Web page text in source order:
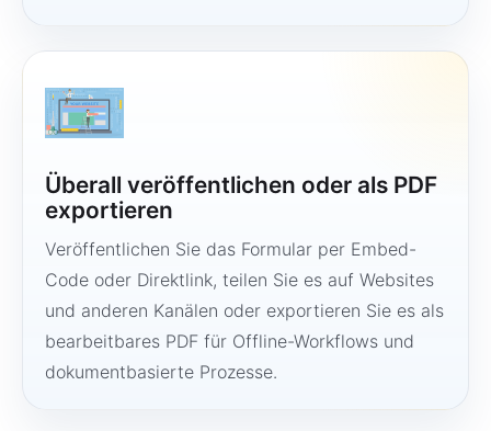
Überall veröffentlichen oder als PDF
exportieren
Veröffentlichen Sie das Formular per Embed-
Code oder Direktlink, teilen Sie es auf Websites
und anderen Kanälen oder exportieren Sie es als
bearbeitbares PDF für Offline-Workflows und
dokumentbasierte Prozesse.